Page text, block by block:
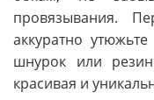
провязывания.
аккуратно
шнурок или
красивая и